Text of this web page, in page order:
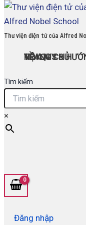
Skip
to
content
Thư viện điện tử của Alfred
TRANG CHỦ
NỘI QUY &
VỀ A.N.S
Tìm kiếm
×
Đăng nhập
Author
It seems we can’t
Search